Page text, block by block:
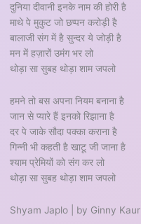
दुनिया दीवानी इनके नाम की होरी है
माथे पे मुकुट जो छप्पन करोड़ी है
बालाजी संग में है सुन्दर ये जोड़ी है
मन में हज़ारों उमंग भर लो
थोड़ा सा सुबह थोड़ा शाम जपलो
हमने तो बस अपना नियम बनाना है
जान से प्यारे हैं इनको रिझाना है
दर पे जाके सौदा पक्का कराना है
गिन्नी भी कहती है खाटू जी जाना है
श्याम प्रेमियों को संग कर लो
थोड़ा सा सुबह थोड़ा शाम जपलो
Shyam Japlo | by Ginny Kaur